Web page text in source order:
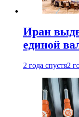
Иран
единой
2 года спустя2